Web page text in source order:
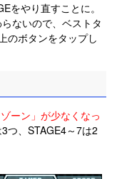
をやり直すことに。
ないので、ベストタ
のボタンをタップし
ーン」が少なくなっ
つ、STAGE4～7は2